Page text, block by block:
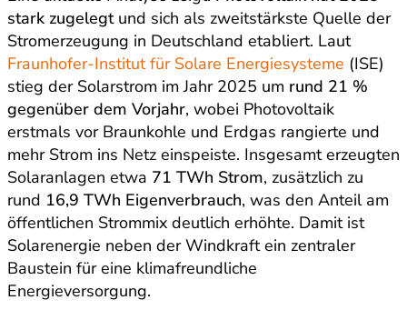
stark zugelegtund sich als zweitstärkste Quelle der
Stromerzeugung in Deutschland etabliert. Laut
Fraunhofer-Institut für Solare Energiesysteme (ISE)
stieg der Solarstrom im Jahr 2025 um rund 21 %
gegenüber dem Vorjahr, wobei Photovoltaik
erstmals vor Braunkohle und Erdgas rangierte und
mehr Strom ins Netz einspeiste. Insgesamt erzeugten
Solaranlagen etwa 71 TWh Strom, zusätzlich zu
rund 16,9 TWh Eigenverbrauch, was den Anteil am
öffentlichen Strommix deutlich erhöhte. Damit ist
Solarenergie neben der Windkraft ein zentraler
Baustein für eine klimafreundliche
Energieversorgung.